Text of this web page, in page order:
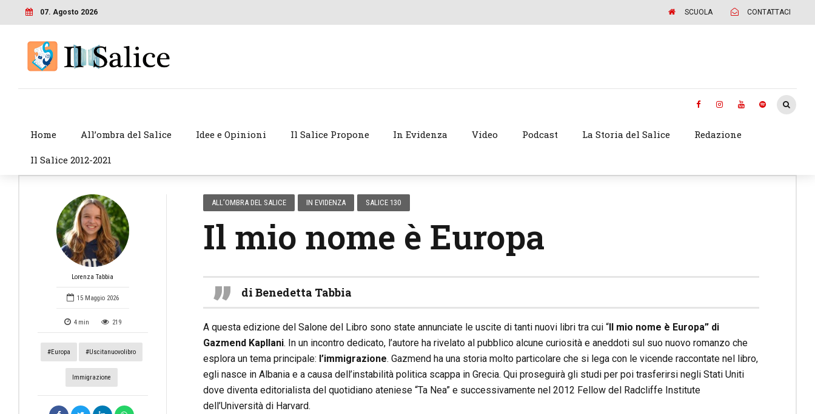
07. Agosto 2026 SCUOLA CONTATTACI
Home All’ombra del Salice Idee e Opinioni Il Salice Propone In Evidenza Video Podcast La Storia del Salice Redazione
Il Salice 2012-2021
Lorenza Tabbia
15 Maggio 2026
4 min 219
#europa #uscitanuovolibro
Immigrazione
ALL’OMBRA DEL SALICE IN EVIDENZA SALICE 130
Il mio nome è Europa
di Benedetta Tabbia
A questa edizione del Salone del Libro sono state annunciate le uscite di tanti nuovi libri tra cui “Il mio nome è Europa” di
Gazmend Kapllani. In un incontro dedicato, l’autore ha rivelato al pubblico alcune curiosità e aneddoti sul suo nuovo romanzo che
esplora un tema principale: l’immigrazione. Gazmend ha una storia molto particolare che si lega con le vicende raccontate nel libro,
egli nasce in Albania e a causa dell’instabilità politica scappa in Grecia. Qui proseguirà gli studi per poi trasferirsi negli Stati Uniti
dove diventa editorialista del quotidiano ateniese “Ta Nea” e successivamente nel 2012 Fellow del Radcliffe Institute
dell’Università di Harvard.